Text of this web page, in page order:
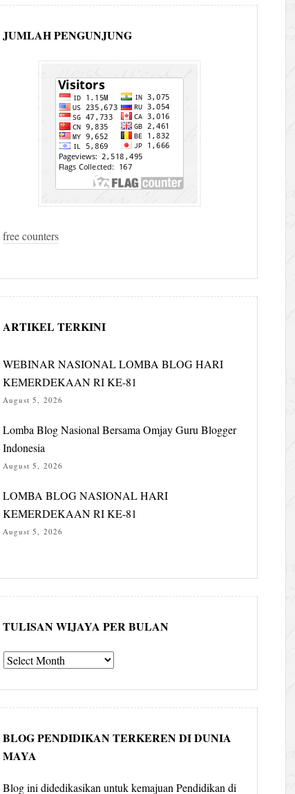
JUMLAH PENGUNJUNG
free counters
ARTIKEL TERKINI
WEBINAR NASIONAL LOMBA BLOG HARI
KEMERDEKAAN RI KE-81
August 5, 2026
Lomba Blog Nasional Bersama Omjay Guru Blogger
Indonesia
August 5, 2026
LOMBA BLOG NASIONAL HARI
KEMERDEKAAN RI KE-81
August 5, 2026
TULISAN WIJAYA PER BULAN
Tulisan
per
bulan
BLOG PENDIDIKAN TERKEREN DI DUNIA
MAYA
Blog ini didedikasikan untuk kemajuan Pendidikan di